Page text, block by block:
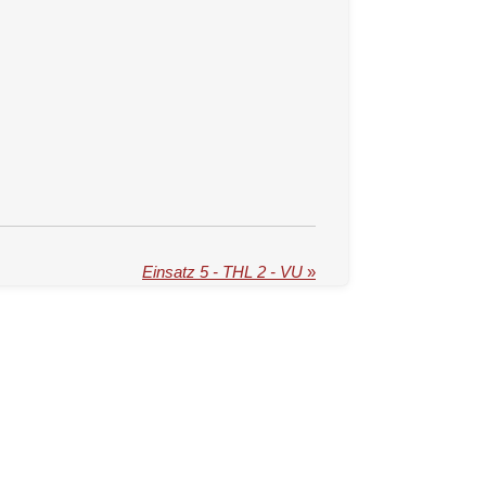
Einsatz 5 - THL 2 - VU »